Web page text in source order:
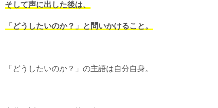
そして声に出した後は、
「どうしたいのか？」と問いかけること。
「どうしたいのか？」の主語は自分自身。